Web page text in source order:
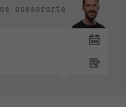
asesorarte